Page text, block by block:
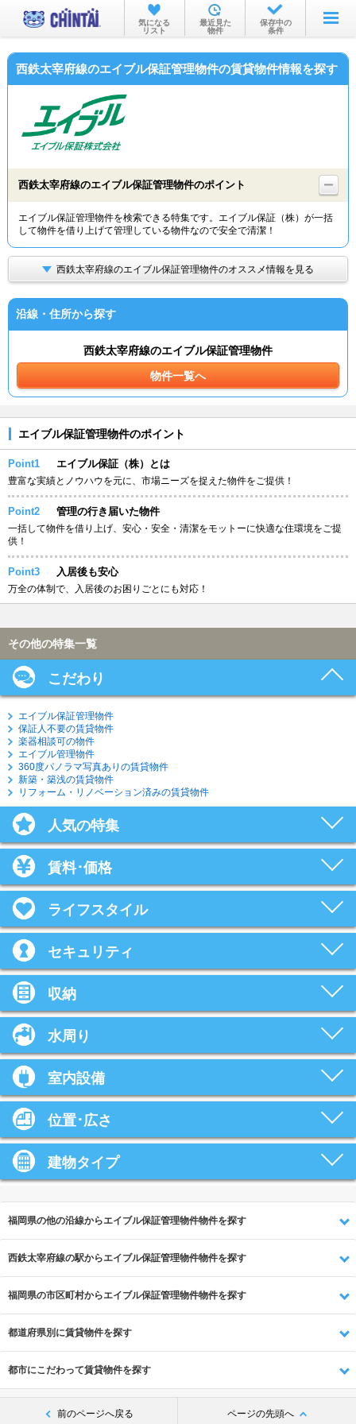
お部屋を探す
沿線・駅から
物件特集から
TOP
気になる
リスト
最近見た
物件
保存中の
条件
西鉄太宰府線のエイブル保証管理物件の賃貸物件情報を探す
西鉄太宰府線のエイブル保証管理物件のポイント
エイブル保証管理物件を検索できる特集です。エイブル保証（株）が一括
して物件を借り上げて管理している物件なので安全で清潔！
西鉄太宰府線のエイブル保証管理物件のオススメ情報を見る
沿線・住所から探す
西鉄太宰府線のエイブル保証管理物件
物件一覧へ
エイブル保証管理物件のポイント
Point1 エイブル保証（株）とは
豊富な実績とノウハウを元に、市場ニーズを捉えた物件をご提供！
Point2 管理の行き届いた物件
一括して物件を借り上げ、安心・安全・清潔をモットーに快適な住環境をご提
供！
Point3 入居後も安心
万全の体制で、入居後のお困りごとにも対応！
その他の特集一覧
こだわり
エイブル保証管理物件
保証人不要の賃貸物件
楽器相談可の物件
エイブル管理物件
360度パノラマ写真ありの賃貸物件
新築・築浅の賃貸物件
リフォーム・リノベーション済みの賃貸物件
人気の特集
賃料･価格
ライフスタイル
セキュリティ
収納
水周り
室内設備
位置･広さ
建物タイプ
福岡県の他の沿線からエイブル保証管理物件物件を探す
西鉄太宰府線の駅からエイブル保証管理物件物件を探す
福岡県の市区町村からエイブル保証管理物件物件を探す
都道府県別に賃貸物件を探す
都市にこだわって賃貸物件を探す
前のページへ戻る ページの先頭へ